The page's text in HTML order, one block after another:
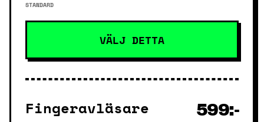
STANDARD
VÄLJ DETTA
Fingeravläsare 599:-